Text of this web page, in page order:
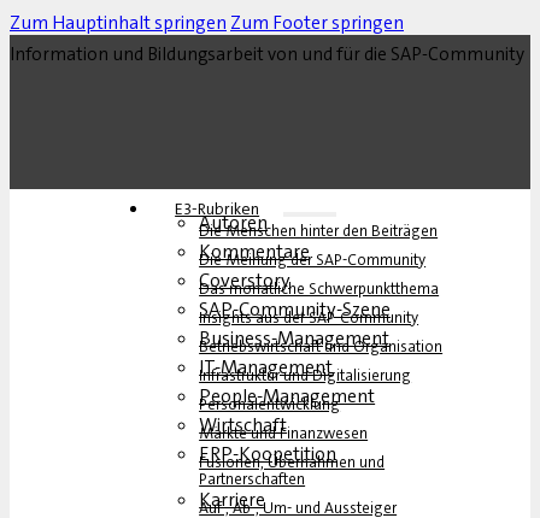
Mehr Zeit für wichtige Dinge
Durch die Einführung der Systemmanagement- und
Betriebsaufwand gesenkt.